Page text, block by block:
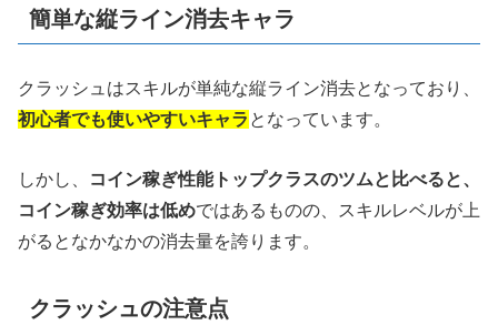
簡単な縦ライン消去キャラ
クラッシュはスキルが単純な縦ライン消去となっており、
初心者でも使いやすいキャラ となっています。
しかし、
コイン稼ぎ性能トップクラスのツムと比べると、
コイン稼ぎ効率は低めではあるものの、スキルレベルが上
がるとなかなかの消去量を誇ります。
クラッシュの注意点